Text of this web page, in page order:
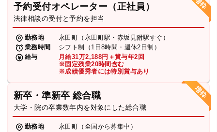
予約受付オペレーター（正社員）
法律相談の受付と予約を担当
勤務地
永田町（永田町駅・赤坂見附駅すぐ）
業務時間
シフト制（1日8時間・週休2日制）
給与
月給31万2,188円＋賞与年2回
※固定残業20時間含む
※成績優秀者には特別賞与あり
新卒・準新卒 総合職
大学・院の卒業数年内を対象にした総合職
勤務地
永田町（全国から募集中）
取扱分野
解決実績
弁護士・税理士